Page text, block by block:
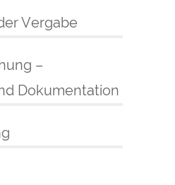
Vergabe
–
Dokumentation